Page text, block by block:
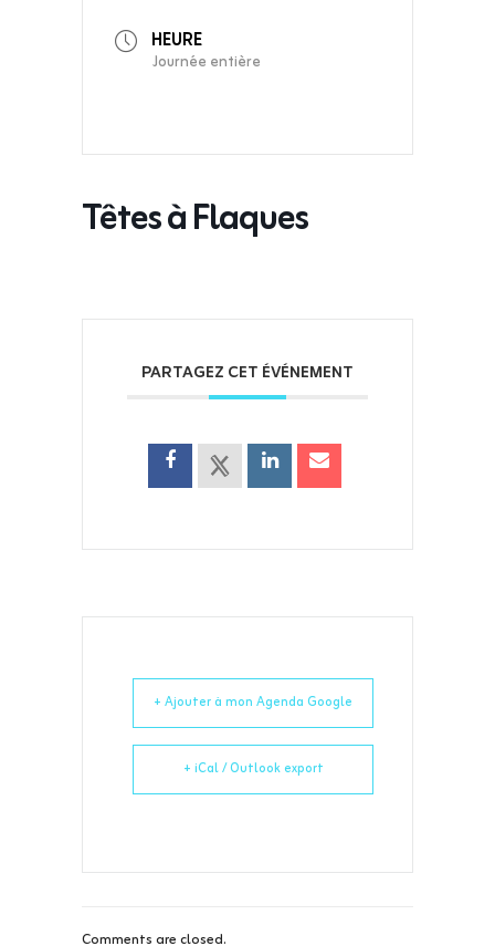
HEURE
Journée entière
Têtes à Flaques
PARTAGEZ CET ÉVÉNEMENT
+ Ajouter à mon Agenda Google
+ iCal / Outlook export
Comments are closed.